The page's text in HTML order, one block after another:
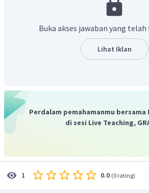
Buka akses jawaban yang
Lihat Iklan
Perdalam pemahamanmu bersama
di sesi Live Teaching,
1 0.0 (0 rating)